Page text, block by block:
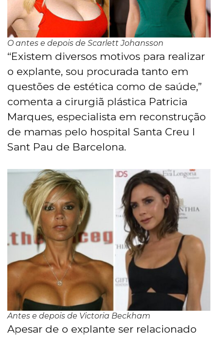
O antes e depois de Scarlett Johansson
“Existem diversos motivos para realizar
o explante, sou procurada tanto em
questões de estética como de saúde,”
comenta a cirurgiã plástica Patricia
Marques, especialista em reconstrução
de mamas pelo hospital Santa Creu I
Sant Pau de Barcelona.
Antes e depois de Victoria Beckham
Apesar de o explante ser relacionado